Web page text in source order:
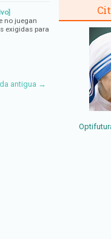
no juegan
exigidas para
antigua →